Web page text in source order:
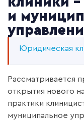
и
Юридическая
Рассматривается
открытия нового
практики
муниципальное